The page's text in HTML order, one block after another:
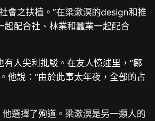
會之扶植。”在梁漱溟的design和推
配合社、林業和蠶業一起配合
人尖利批駁。在友人憶述里，“鄒
他說：“由於此事太年夜，全部的占
選擇了殉道。梁漱溟是另一類人的